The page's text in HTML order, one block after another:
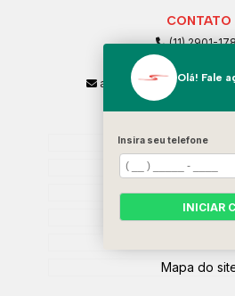
CONTATO
(11) 2901-
(11) 99239-
Home
Empresa
SERVIÇOS
Contato
Mapa do
Olá! Fale
Insira seu telefone
INICIAR